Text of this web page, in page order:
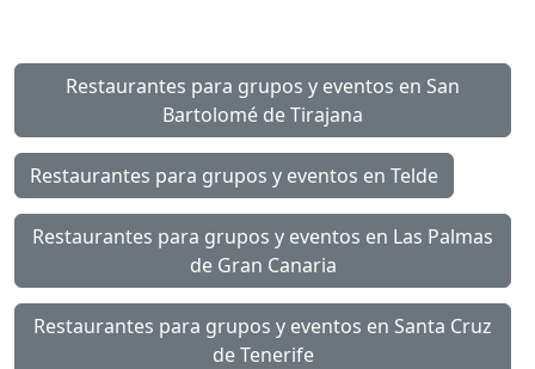
Restaurantes para grupos y eventos en San
Bartolomé de Tirajana
Restaurantes para grupos y eventos en Telde
Restaurantes para grupos y eventos en Las Palmas
de Gran Canaria
Restaurantes para grupos y eventos en Santa Cruz
de Tenerife